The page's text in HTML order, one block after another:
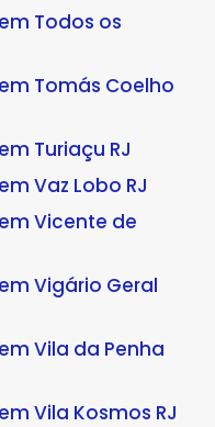
Todos os
Tomás Coelho
Turiaçu RJ
Vaz Lobo RJ
Vicente de
Vigário Geral
Vila da Penha
Vila Kosmos RJ